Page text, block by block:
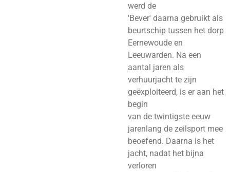
werd de
'Bever' daarna gebruikt als
beurtschip tussen het dorp
Eernewoude en
Leeuwarden. Na een
aantal jaren als
verhuurjacht te zijn
geëxploiteerd, is er aan het
begin
van de twintigste eeuw
jarenlang de zeilsport mee
beoefend. Daarna is het
jacht, nadat het bijna
verloren